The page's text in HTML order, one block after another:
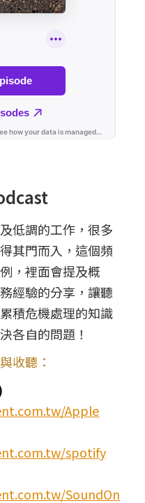
低調的工作，很多
其門而入，這個頻
，裡面會提及概
經驗的分享，讓聽
積危機處理的知識
各自的問題！
收聽：
Apple
spotify
SoundOn